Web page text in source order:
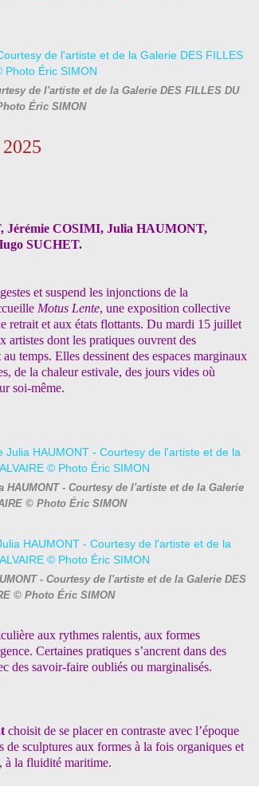
de l'artiste et de la Galerie DES FILLES DU
Éric SIMON
Jérémie COSIMI, Julia HAUMONT,
SUCHET.
et suspend les injonctions de la
Motus Lente, une exposition collective
retrait et aux états flottants. Du mardi 15 juillet
artistes dont les pratiques ouvrent des
temps. Elles dessinent des espaces marginaux
de la chaleur estivale, des jours vides où
soi-même.
- Courtesy de l'artiste et de la Galerie
© Photo Éric SIMON
- Courtesy de l'artiste et de la Galerie DES
© Photo Éric SIMON
aux rythmes ralentis, aux formes
Certaines pratiques s’ancrent dans des
des savoir-faire oubliés ou marginalisés.
choisit de se placer en contraste avec l’époque
de sculptures aux formes à la fois organiques et
à la fluidité maritime.